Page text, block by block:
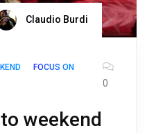
Claudio Burdi
FOCUS ON
0
weekend